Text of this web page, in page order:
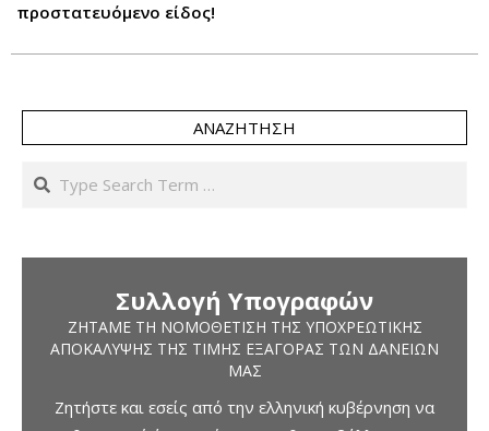
προστατευόμενο είδος!
ΑΝΑΖΉΤΗΣΗ
Search
Συλλογή Υπογραφών
ΖΗΤΆΜΕ ΤΗ ΝΟΜΟΘΈΤΙΣΗ ΤΗΣ ΥΠΟΧΡΕΩΤΙΚΉΣ
ΑΠΟΚΆΛΥΨΗΣ ΤΗΣ ΤΙΜΉΣ ΕΞΑΓΟΡΆΣ ΤΩΝ ΔΑΝΕΊΩΝ
ΜΑΣ
Ζητήστε και εσείς από την ελληνική κυβέρνηση να